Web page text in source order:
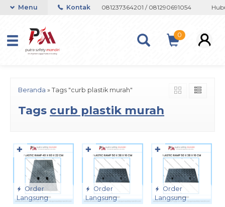
Whatsapp 082133767508 / 081237364201 / 081290691054
Menu Kontak
0
Beranda » Tags "curb plastik murah"
Tags curb plastik murah
Order
Langsung
✚
Order
Langsung
✚
Order
Langsung
✚